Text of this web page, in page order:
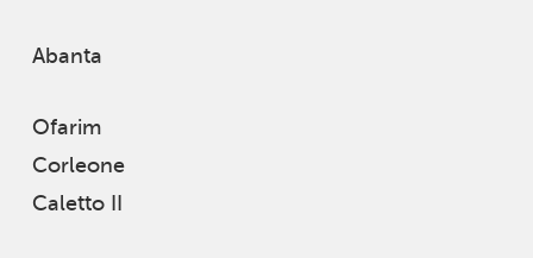
Abanta
Ofarim
Corleone
Caletto II